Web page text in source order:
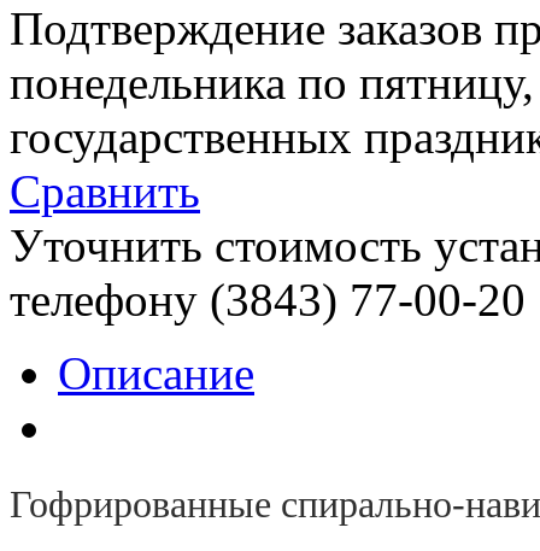
Подтверждение заказов
понедельника по
государственных
Сравнить
Уточнить стоимость
телефону (3843) 77-00-20
Описание
Гофрированные спирально-